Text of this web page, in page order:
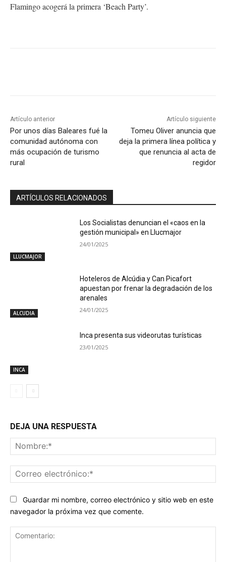
Flamingo acogerá la primera ‘Beach Party’.
Artículo anterior
Por unos días Baleares fué la
comunidad autónoma con
más ocupación de turismo
rural
Artículo siguiente
Tomeu Oliver anuncia que
deja la primera línea política y
que renuncia al acta de
regidor
ARTÍCULOS RELACIONADOS
LLUCMAJOR
Los Socialistas denuncian el «caos en la
gestión municipal» en Llucmajor
24/01/2025
ALCUDIA
Hoteleros de Alcúdia y Can Picafort
apuestan por frenar la degradación de los
arenales
24/01/2025
INCA
Inca presenta sus videorutas turísticas
23/01/2025
DEJA UNA RESPUESTA
Guardar mi nombre, correo electrónico y sitio web en este
navegador la próxima vez que comente.